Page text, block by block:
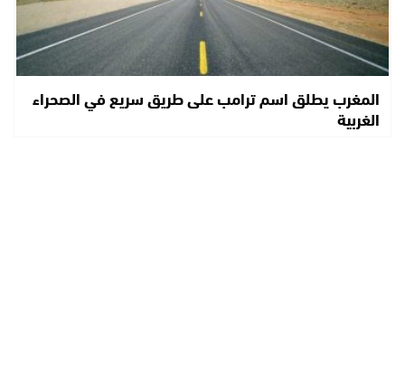
المغرب يطلق اسم ترامب على طريق سريع في الصحراء
الغربية